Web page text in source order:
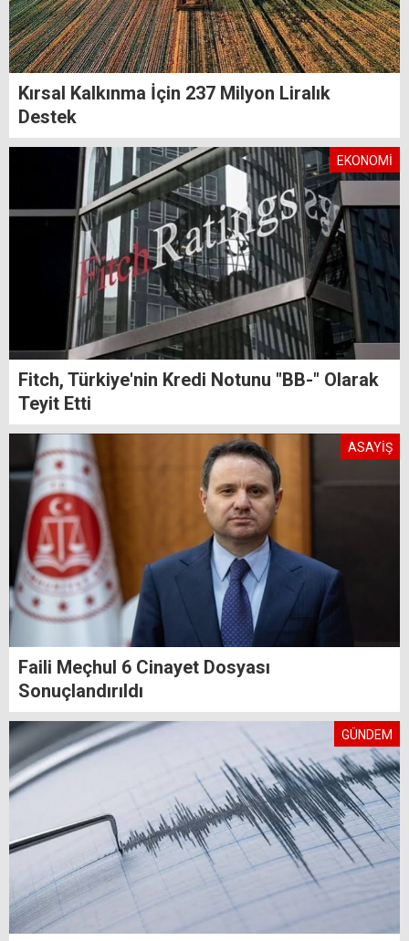
Kırsal Kalkınma İçin 237 Milyon Liralık
Destek
EKONOMİ
Fitch, Türkiye'nin Kredi Notunu "BB-" Olarak
Teyit Etti
ASAYİŞ
Faili Meçhul 6 Cinayet Dosyası
Sonuçlandırıldı
GÜNDEM